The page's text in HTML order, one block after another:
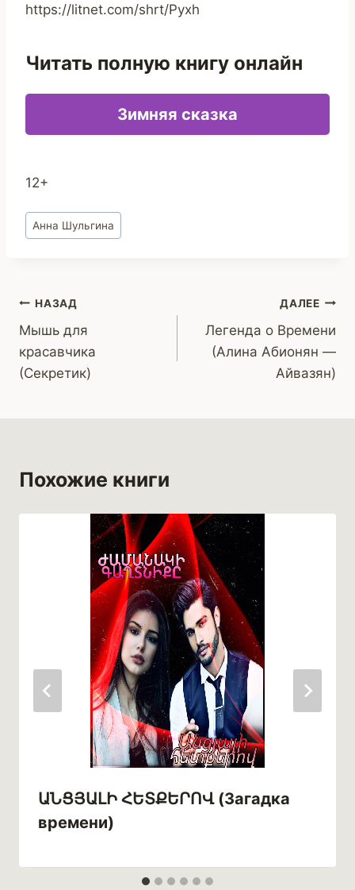
https://litnet.com/shrt/Pyxh
Читать полную книгу онлайн
Зимняя сказка
12+
Метки
записи:
Анна Шульгина
Навигация
по
записям
НАЗАД
Мышь для
красавчика
(Секретик)
ДАЛЕЕ
Легенда о Времени
(Алина Абионян —
Айвазян)
Похожие книги
ԱՆՑՅԱԼԻ ՀԵՏՔԵՐՈՎ (Загадка
времени)